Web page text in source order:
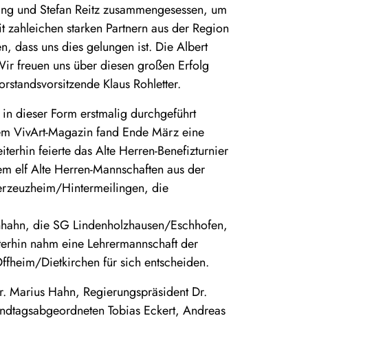
und Stefan Reitz zusammengesessen, um
starken Partnern aus der Region
dass uns dies gelungen ist. Die Albert
freuen uns über diesen großen Erfolg
Klaus Rohletter.
dieser Form erstmalig durchgeführt
VivArt-Magazin fand Ende März eine
feierte das Alte Herren-Benefizturnier
elf Alte Herren-Mannschaften aus der
Hintermeilingen, die
die SG Lindenholzhausen/Eschhofen,
nahm eine Lehrermannschaft der
Dietkirchen für sich entscheiden.
Marius Hahn, Regierungspräsident Dr.
Tobias Eckert, Andreas